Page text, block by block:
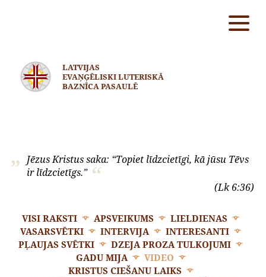
LATVIJAS
EVAŅĢĒLISKI LUTERISKĀ
BAZNĪCA PASAULĒ
Jēzus Kristus saka: “Topiet līdzcietīgi, kā jūsu Tēvs
ir līdzcietīgs.”
(Lk 6:36)
VISI RAKSTI APSVEIKUMS
LIELDIENAS
VASARSVĒTKI
INTERVIJA
INTERESANTI
PĻAUJAS SVĒTKI
DZEJA PROZA TULKOJUMI
GADU MIJA
VIDEO
KRISTUS CIEŠANU LAIKS